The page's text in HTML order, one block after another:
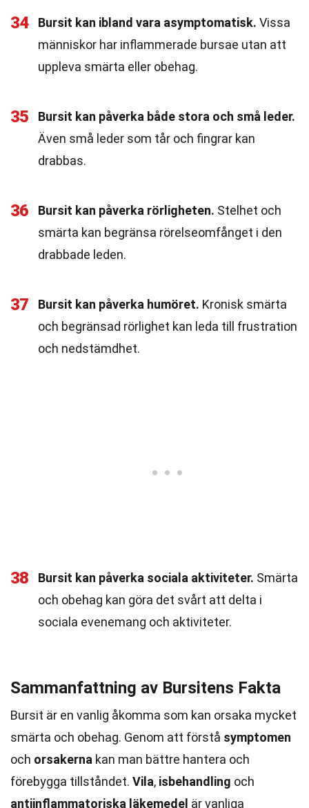
34 Bursit kan ibland vara asymptomatisk. Vissa
människor har inflammerade bursae utan att
uppleva smärta eller obehag.
35
Bursit kan påverka både stora och små leder.
Även små leder som tår och fingrar kan
drabbas.
36 Bursit kan påverka rörligheten. Stelhet och
smärta kan begränsa rörelseomfånget i den
drabbade leden.
37 Bursit kan påverka humöret. Kronisk smärta
och begränsad rörlighet kan leda till frustration
och nedstämdhet.
38 Bursit kan påverka sociala aktiviteter. Smärta
och obehag kan göra det svårt att delta i
sociala evenemang och aktiviteter.
Sammanfattning av Bursitens Fakta
Bursit är en vanlig åkomma som kan orsaka mycket
smärta och obehag. Genom att förstå symptomen
och orsakerna kan man bättre hantera och
förebygga tillståndet. Vila, isbehandling och
antiinflammatoriska läkemedel är vanliga